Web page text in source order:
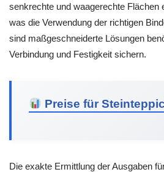
senkrechte und waagerechte Flächen
was die Verwendung der richtigen
sind maßgeschneiderte Lösungen
Verbindung und Festigkeit sichern.
Preise für
Die exakte Ermittlung der Ausgaben